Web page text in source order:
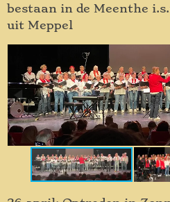
bestaan in de Meenthe
uit Meppel